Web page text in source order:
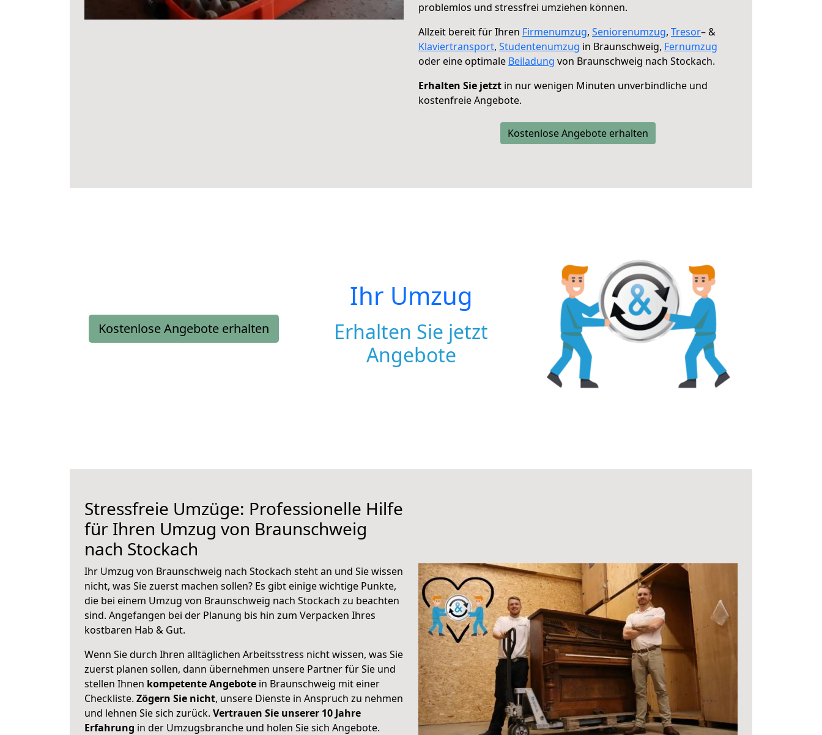
problemlos und stressfrei umziehen können.
Allzeit bereit für Ihren Firmenumzug, Seniorenumzug, Tresor– &
Klaviertransport, Studentenumzug in Braunschweig, Fernumzug
oder eine optimale Beiladung von Braunschweig nach Stockach.
Erhalten Sie jetzt in nur wenigen Minuten unverbindliche und
kostenfreie Angebote.
Kostenlose Angebote erhalten
Kostenlose Angebote erhalten
Ihr Umzug
Erhalten Sie jetzt
Angebote
Stressfreie Umzüge: Professionelle Hilfe
für Ihren Umzug von Braunschweig
nach Stockach
Ihr Umzug von Braunschweig nach Stockach steht an und Sie wissen
nicht, was Sie zuerst machen sollen? Es gibt einige wichtige Punkte,
die bei einem Umzug von Braunschweig nach Stockach zu beachten
sind. Angefangen bei der Planung bis hin zum Verpacken Ihres
kostbaren Hab & Gut.
Wenn Sie durch Ihren alltäglichen Arbeitsstress nicht wissen, was Sie
zuerst planen sollen, dann übernehmen unsere Partner für Sie und
stellen Ihnen kompetente Angebote in Braunschweig mit einer
Checkliste. Zögern Sie nicht, unsere Dienste in Anspruch zu nehmen
und lehnen Sie sich zurück. Vertrauen Sie unserer 10 Jahre
Erfahrung in der Umzugsbranche und holen Sie sich Angebote.